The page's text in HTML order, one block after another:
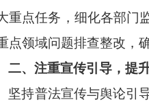
重点任务，细化各部门
点领域问题排查整改，
二、注重宣传引导，提
坚持普法宣传与舆论引